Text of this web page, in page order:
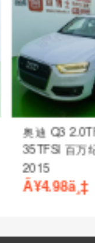
蔚来 ES8 基
座 2020
Â¥14.50ä¸‡